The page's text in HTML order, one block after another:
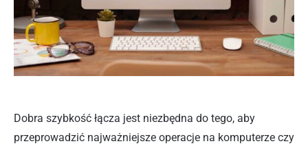
Dobra szybkość łącza jest niezbędna do tego, aby
przeprowadzić najważniejsze operacje na komputerze czy